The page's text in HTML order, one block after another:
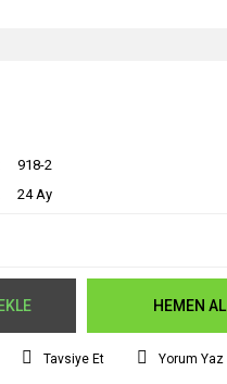
918-2
24 Ay
HEMEN AL
Tavsiye Et Yorum Yaz